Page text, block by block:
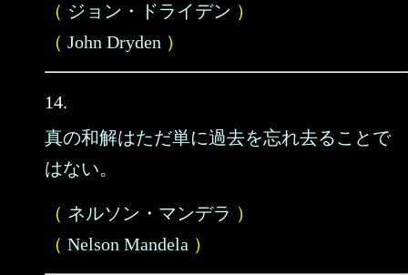
（ ジョン・ドライデン ）
（ John Dryden ）
14.
真の和解はただ単に過去を忘れ去ることで
はない。
（ ネルソン・マンデラ ）
（ Nelson Mandela ）